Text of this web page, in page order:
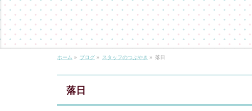
ホーム » ブログ » スタッフのつぶやき » 落日
落日